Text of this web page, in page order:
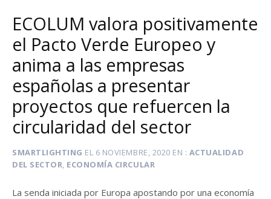
ECOLUM valora positivamente
el Pacto Verde Europeo y
anima a las empresas
españolas a presentar
proyectos que refuercen la
circularidad del sector
SMARTLIGHTING EL 6 NOVIEMBRE, 2020 EN
ACTUALIDAD
DEL SECTOR, ECONOMÍA CIRCULAR
La senda iniciada por Europa apostando por una economía